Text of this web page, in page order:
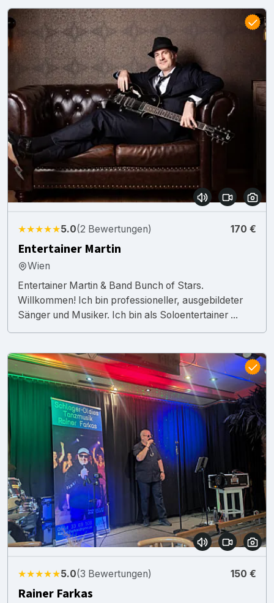
★★★★★5.0(2 Bewertungen) 170 €
Entertainer Martin
Wien
Entertainer Martin & Band Bunch of Stars.
Willkommen! Ich bin professioneller, ausgebildeter
Sänger und Musiker. Ich bin als Soloentertainer ...
★★★★★5.0(3 Bewertungen) 150 €
Rainer Farkas